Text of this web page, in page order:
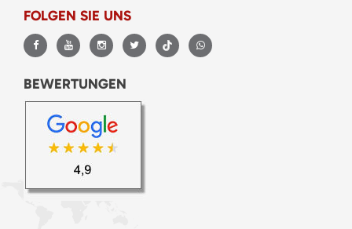
FOLGEN SIE UNS
BEWERTUNGEN